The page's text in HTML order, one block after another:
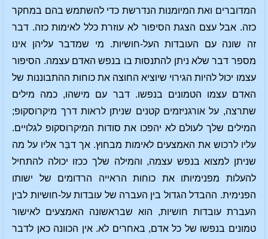
המדוברים ואת המיומנות הנדרשת כדי להשתמש בהם במחקר
כזה. אבל עצם הצגת הסיפור לא עוזרת כלל לאימות כזה. דבר
זה שונה עם העובדות העל-חושיות. מי שמדבר עליהן אינו
מספר דבר שלא ניתן להתנסות בו בנפש האדם עצמה. הסיפור
עצמו יכול להיות הגירוי שיוציא החוצה את כוחות ההתבוננות של
האדם עצמו הטמונים בנפשו. דבר עם מישהו, כמה מילים
שתרצה, על אורגניזמים קטנים שניתן לראות דרך מיקרוסקופ;
המילים שלך לעולם לא יהפכו את סודות המיקרוסקופ לגלויים.
עליו לרכוש את האמצעים לאימות מבחוץ. אך דבֵּר אליו על מה
שניתן למצוא בנפש עצמה, והמילה שלך ככזו יכולה להתחיל
להעלות מפנימיותו את כוחות הראייה הרדומים של ישותו
הפנימית. ההבדל הגדול בין העברה של עובדות על-חושיות לבין
העברת עובדות חושיות, הוא שבראשונה האמצעים לאישור
טמונים בנפשו של כל אדם, באחרים לא. אין הכוונה כאן לדבר